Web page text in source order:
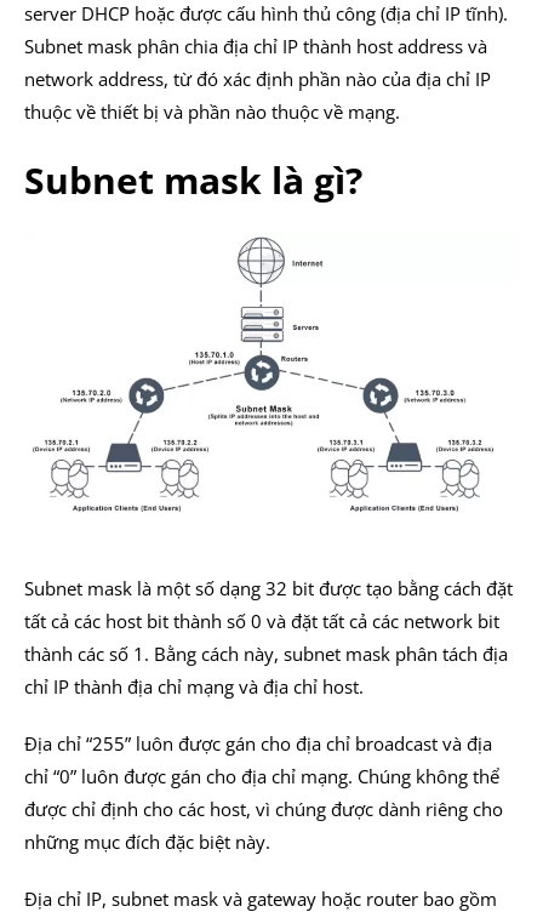
server DHCP hoặc được cấu hình thủ công (địa chỉ IP tĩnh).
Subnet mask phân chia địa chỉ IP thành host address và
network address, từ đó xác định phần nào của địa chỉ IP
thuộc về thiết bị và phần nào thuộc về mạng.
Subnet mask là gì?
Subnet mask là một số dạng 32 bit được tạo bằng cách đặt
tất cả các host bit thành số 0 và đặt tất cả các network bit
thành các số 1. Bằng cách này, subnet mask phân tách địa
chỉ IP thành địa chỉ mạng và địa chỉ host.
Địa chỉ “255” luôn được gán cho địa chỉ broadcast và địa
chỉ “0” luôn được gán cho địa chỉ mạng. Chúng không thể
được chỉ định cho các host, vì chúng được dành riêng cho
những mục đích đặc biệt này.
Địa chỉ IP, subnet mask và gateway hoặc router bao gồm